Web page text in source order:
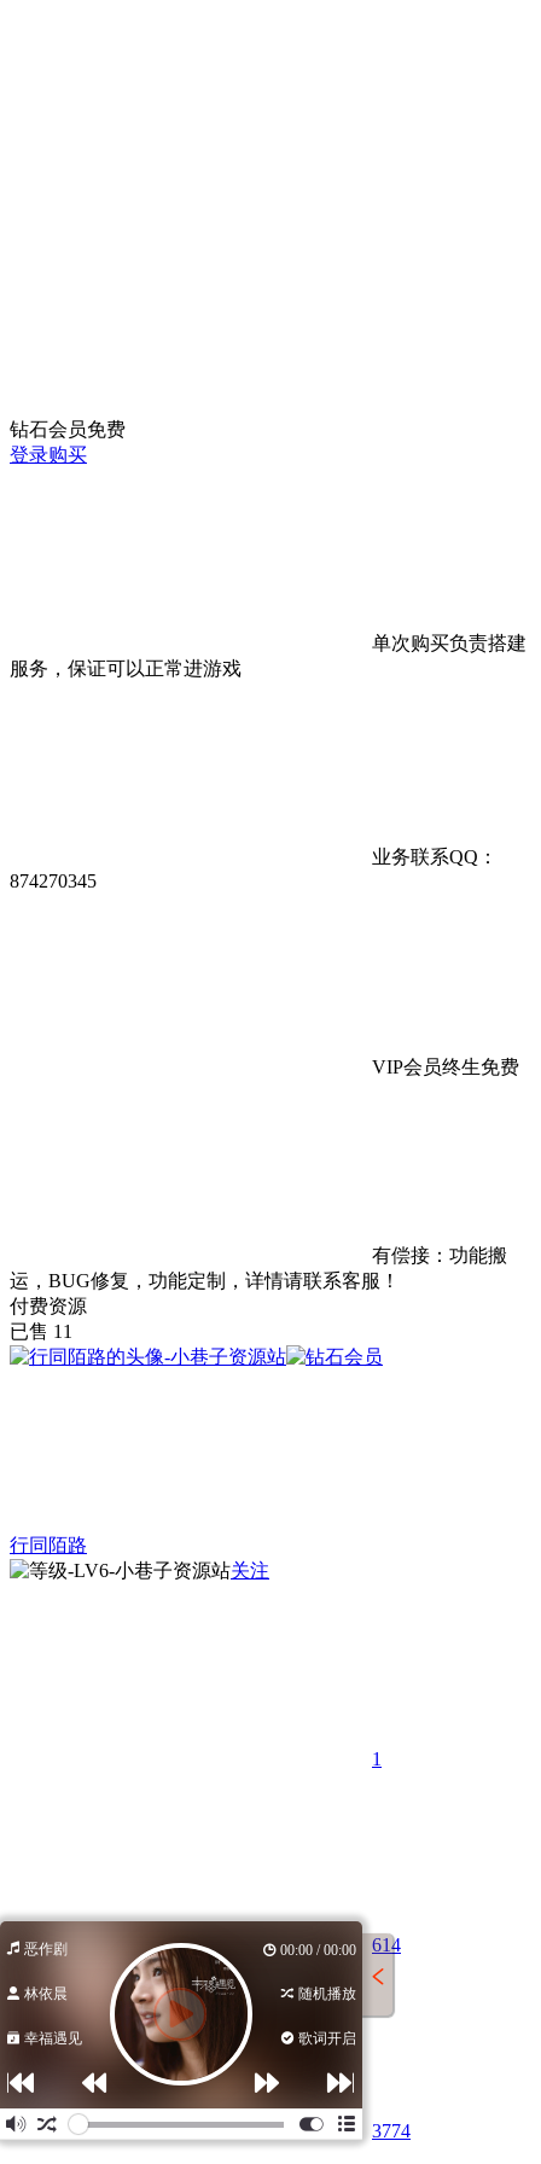
钻石会员免费
登录购买
单次购买负责搭建
服务，保证可以正常进游戏
业务联系QQ：
874270345
VIP会员终生免费
有偿接：功能搬
运，BUG修复，功能定制，详情请联系客服！
付费资源
已售 11
行同陌路
关注
1
614
3774
恶作剧 00:00 / 00:00
林依晨 随机播放
幸福遇见 歌词开启